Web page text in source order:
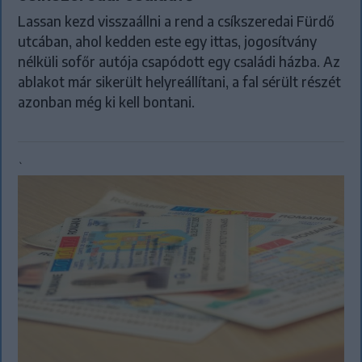
Lassan kezd visszaállni a rend a csíkszeredai Fürdő
utcában, ahol kedden este egy ittas, jogosítvány
nélküli sofőr autója csapódott egy családi házba. Az
ablakot már sikerült helyreállítani, a fal sérült részét
azonban még ki kell bontani.
`